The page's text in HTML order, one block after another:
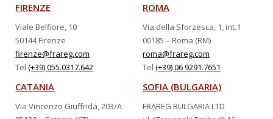
FIRENZE
Viale Belfiore, 10
50144 Firenze
firenze@frareg.com
Tel(+39) 055.0317.642
ROMA
Via della Sforzesca, 1, int.1
00185 – Roma (RM)
roma@frareg.com
Tel(+39) 06 9291.7651
CATANIA
Via Vincenzo Giuffrida, 203/A
SOFIA (BULGARIA)
FRAREG BULGARIA LTD